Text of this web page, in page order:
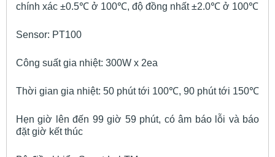
chính xác ±0.5℃ ở 100℃, độ đồng nhất ±2.0℃ ở 100℃
Sensor: PT100
Công suất gia nhiệt: 300W x 2ea
Thời gian gia nhiệt: 50 phút tới 100℃, 90 phút tới 150℃
Hẹn giờ lên đến 99 giờ 59 phút, có âm báo lỗi và báo
đặt giờ kết thúc